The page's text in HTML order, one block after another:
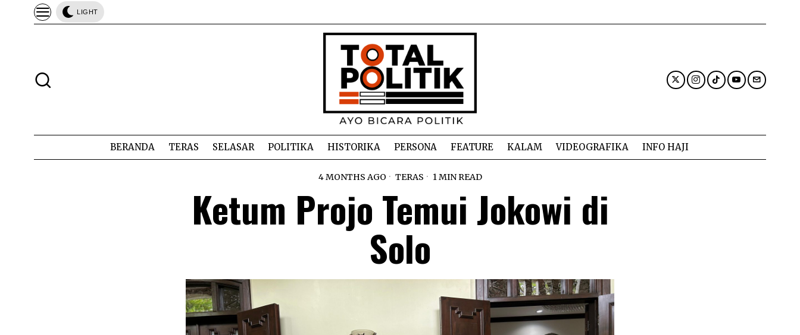
LIGHT
BERANDA TERAS SELASAR POLITIKA HISTORIKA PERSONA FEATURE KALAM VIDEOGRAFIKA INFO HAJI
4 MONTHS AGO TERAS 1 MIN READ
Ketum Projo Temui Jokowi di
Solo